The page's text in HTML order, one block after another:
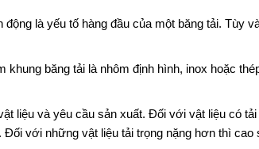
là yếu tố hàng đầu của một băng tải. Tùy
băng tải là nhôm định hình, inox hoặc
liệu và yêu cầu sản xuất. Đối với vật liệu có tải
với những vật liệu tải trọng nặng hơn thì cao